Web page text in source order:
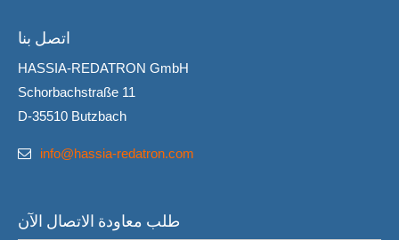
اتصل بنا
HASSIA-REDATRON GmbH
Schorbachstraße 11
D-35510 Butzbach
info@hassia-redatron.com
طلب معاودة الاتصال الآن